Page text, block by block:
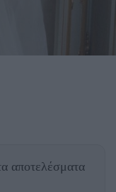
αποτελέσματα